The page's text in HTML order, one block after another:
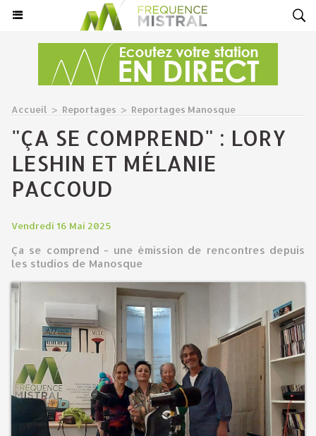
Accueil > Reportages > Reportages Manosque
"ÇA SE COMPREND" : LORY
LESHIN ET MÉLANIE
PACCOUD
Vendredi 16 Mai 2025
Ça se comprend - une émission de rencontres depuis
les studios de Manosque